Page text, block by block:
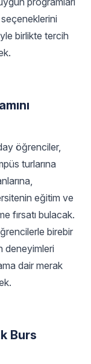
birlikte tercih
öğrenciler,
turlarına
eğitim ve
fırsatı bulacak.
birebir
deneyimleri
dair merak
Burs